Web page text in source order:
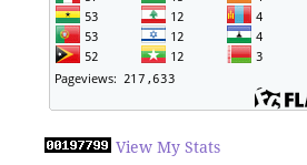
View My Stats